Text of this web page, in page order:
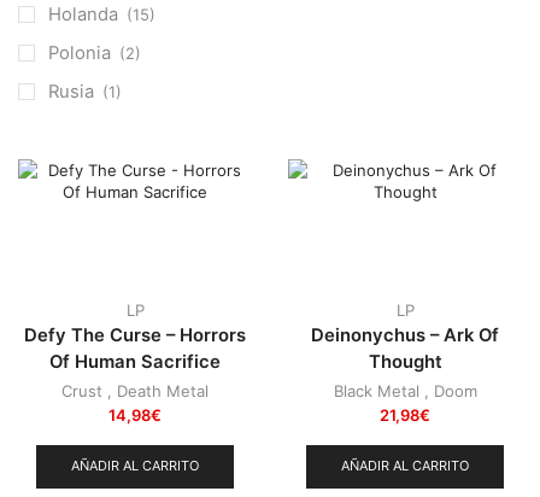
Otros(38)
Prog(25)
Punk (146)
Stoner (22)
(108)
Holanda (15)
Polonia (2)
Rusia (1)
LP
Defy The Curse – Horrors
Of Human Sacrifice
Crust
Death Metal
14,98€
AÑADIR AL CARRITO
LP
Deinonychus – Ark Of
Thought
Black Metal
Doom
21,98€
AÑADIR AL CARRITO